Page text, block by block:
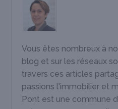
Vous êtes nombreux à
blog et sur les réseaux
travers ces articles
passions l'immobilier et
Pont est une commune